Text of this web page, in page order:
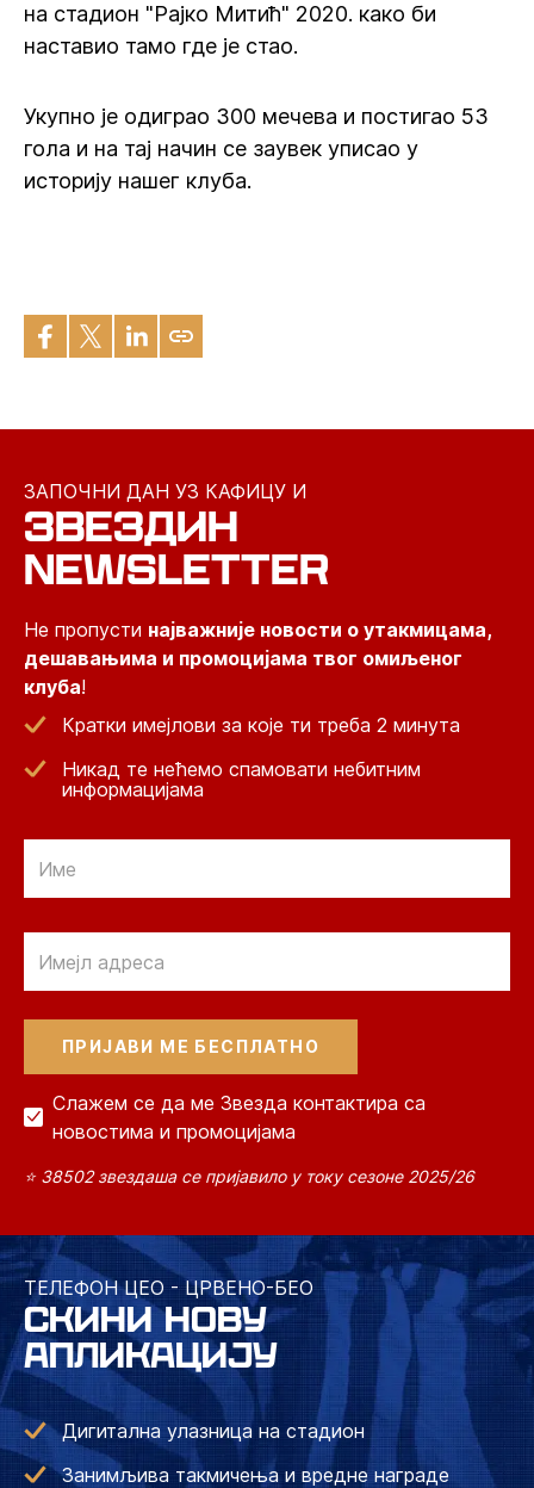
на стадион "Рајко Митић" 2020. како би
наставио тамо где је стао.
Укупно је одиграо 300 мечева и постигао 53
гола и на тај начин се заувек уписао у
историју нашег клуба.
ЗАПОЧНИ ДАН УЗ КАФИЦУ И
ЗВЕЗДИН
NEWSLETTER
Не пропусти најважније новости о утакмицама,
дешавањима и промоцијама твог омиљеног
клуба!
Кратки имејлови за које ти треба 2 минута
Никад те нећемо спамовати небитним
информацијама
Слажем се да ме Звезда контактира са
новостима и промоцијама
⭐ 38502 звездаша се пријавило у току сезоне 2025/26
ТЕЛЕФОН ЦЕО - ЦРВЕНО-БЕО
СКИНИ НОВУ
АПЛИКАЦИЈУ
Дигитална улазница на стадион
Занимљива такмичења и вредне награде